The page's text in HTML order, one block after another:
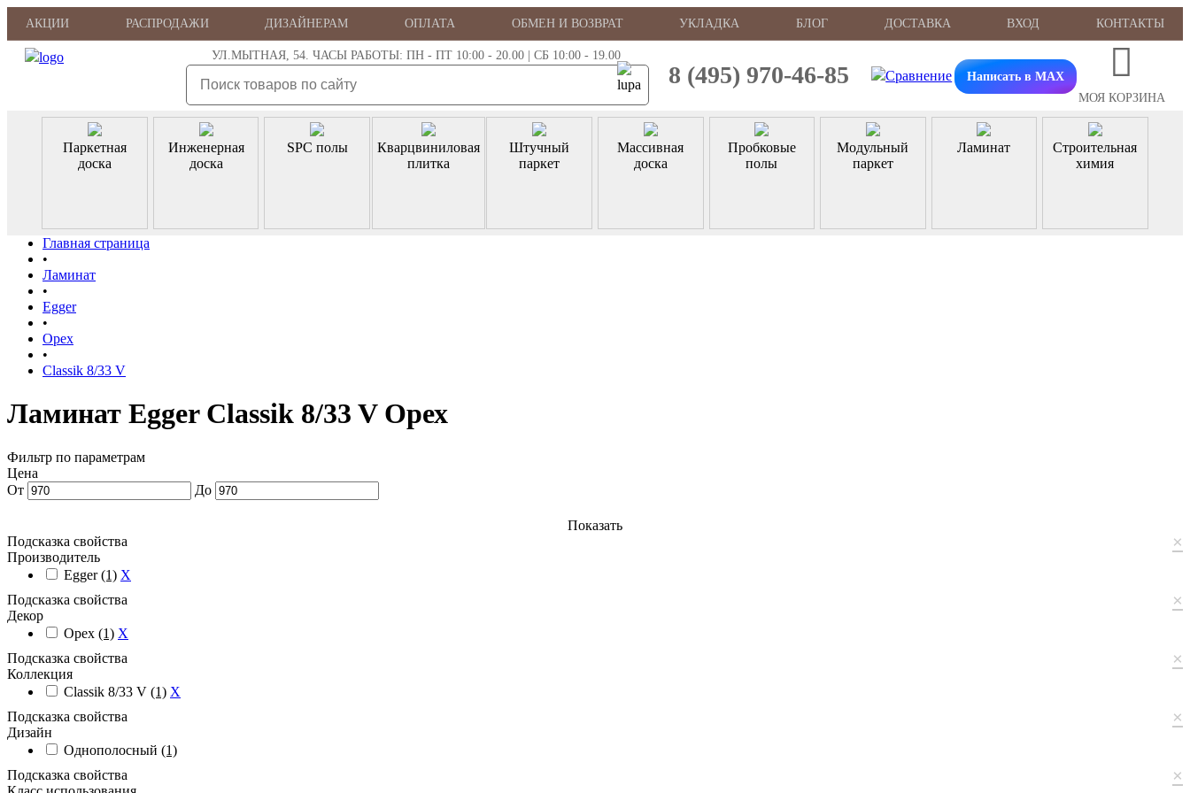
АКЦИИ РАСПРОДАЖИ ДИЗАЙНЕРАМ ОПЛАТА ОБМЕН И ВОЗВРАТ УКЛАДКА БЛОГ ДОСТАВКА ВХОД КОНТАКТЫ
УЛ.МЫТНАЯ, 54. ЧАСЫ РАБОТЫ: ПН - ПТ 10:00 - 20.00 | СБ 10:00 - 19.00
8 (495) 970-46-85
Написать в MAX
МОЯ КОРЗИНА
Паркетная
доска
Инженерная
доска
SPC полы
Кварцвиниловая
плитка
Штучный
паркет
Массивная
доска
Пробковые
полы
Модульный
паркет
Ламинат
Строительная
химия
Главная страница
•
Ламинат
•
Egger
•
Орех
•
Classik 8/33 V
Ламинат Egger Classik 8/33 V Орех
Фильтр по параметрам
Цена
От
До
Показать
Подсказка свойства
×
Производитель
Egger(1) X
Подсказка свойства
×
Декор
Орех (1) X
Подсказка свойства
×
Коллекция
Classik 8/33 V (1) X
Подсказка свойства
×
Дизайн
Однополосный (1)
Подсказка свойства
×